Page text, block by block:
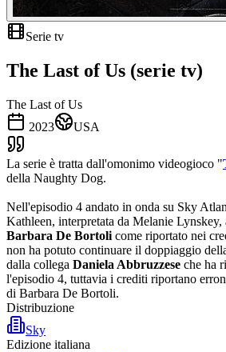
Serie tv
The Last of Us (serie tv)
The Last of Us
2023
USA
La serie è tratta dall'omonimo videogioco "
della Naughty Dog.
Nell'episodio 4 andato in onda su Sky
Kathleen, interpretata da Melanie Lynskey,
Barbara De Bortoli come riportato nei
non ha potuto continuare il doppiaggio
dalla collega Daniela Abbruzzese che ha
l'episodio 4, tuttavia i crediti riportano
di Barbara De Bortoli.
Distribuzione
Sky
Edizione italiana